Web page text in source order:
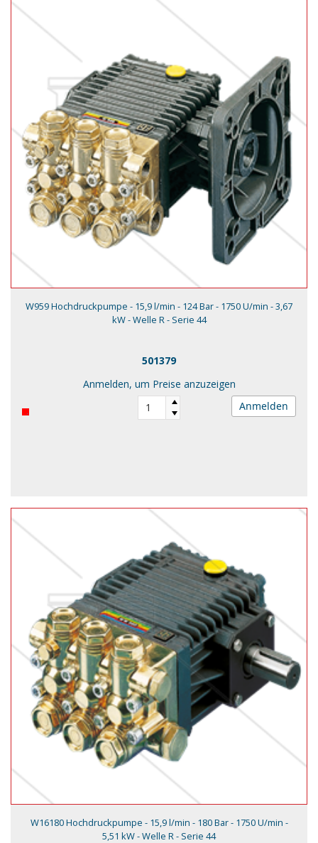
W959 Hochdruckpumpe - 15,9 l/min - 124 Bar - 1750 U/min - 3,67
kW - Welle R - Serie 44
501379
Anmelden, um Preise anzuzeigen
Anmelden
W16180 Hochdruckpumpe - 15,9 l/min - 180 Bar - 1750 U/min -
5,51 kW - Welle R - Serie 44